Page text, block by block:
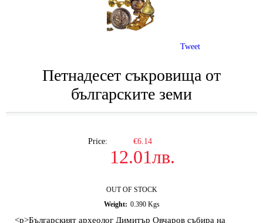
Петнадесет съкровища от
българските земи
Price: €6.14
12.01лв.
OUT OF STOCK
Weight: 0.390 Kgs
<p>Българският археолог Димитър Овчаров събира на
Tweet